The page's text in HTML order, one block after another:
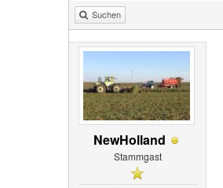
Suchen
NewHolland
Stammgast